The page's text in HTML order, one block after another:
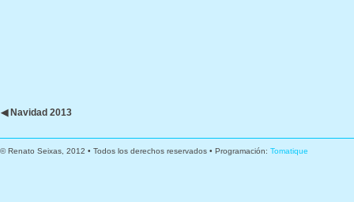
◀ Navidad 2013
© Renato Seixas, 2012 • Todos los derechos reservados • Programación: Tomatique